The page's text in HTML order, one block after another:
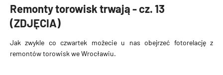
Remonty torowisk trwają - cz. 13
(ZDJĘCIA)
Jak zwykle co czwartek możecie u nas obejrzeć fotorelację z
remontów torowisk we Wrocławiu.